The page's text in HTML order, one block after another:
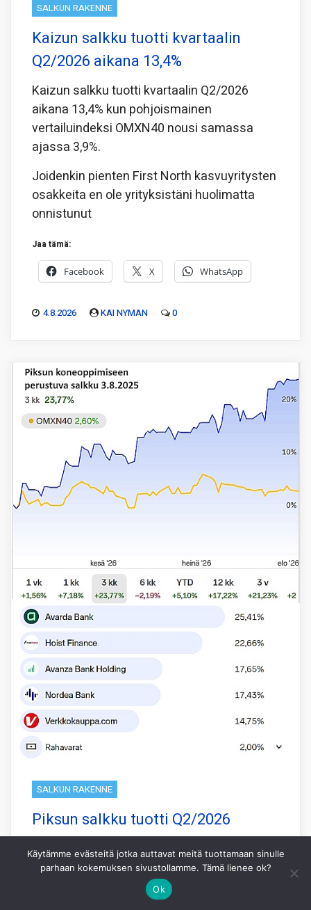
SALKUN RAKENNE
Kaizun salkku tuotti kvartaalin
Q2/2026 aikana 13,4%
Kaizun salkku tuotti kvartaalin Q2/2026
aikana 13,4% kun pohjoismainen
vertailuindeksi OMXN40 nousi samassa
ajassa 3,9%.
Joidenkin pienten First North kasvuyritysten
osakkeita en ole yrityksistäni huolimatta
onnistunut
Jaa tämä:
Facebook X WhatsApp
4.8.2026 KAI NYMAN 0
SALKUN RAKENNE
Piksun salkku tuotti Q2/2026
aikana noin 24%
Piksun koneoppimiseen perustuva salkku
tuotti viimeisen 3 kk aikana 23,8% kun
Käytämme evästeitä jotka auttavat meitä tuottamaan sinulle
parhaan kokemuksen sivustollamme. Tämä lienee ok?
Ok